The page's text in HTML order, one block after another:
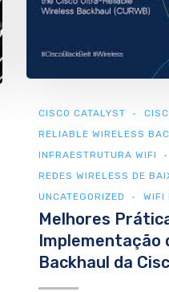
CISCO CATALYST
RELIABLE WIRELESS
INFRAESTRUTURA WIFI
REDES WIRELESS DE
UNCATEGORIZED
WIFI
Melhores
Implementação
Backhaul da